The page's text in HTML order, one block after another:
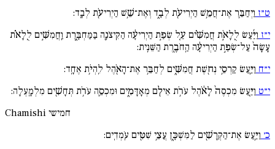
ט״ז וַיְחַבֵּ֛ר אֶת־חֲמֵ֥שׁ הַיְרִיעֹ֖ת לְבָ֑ד וְאֶת־שֵׁ֥שׁ הַיְרִיעֹ֖ת לְבָֽד:
י״ז וַיַּ֜עַשׂ לֻֽלָאֹ֣ת חֲמִשִּׁ֗ים עַ֚ל שְׂפַ֣ת הַיְרִיעָ֔ה הַקִּֽיצֹנָ֖ה בַּמַּחְבָּ֑רֶת וַֽחֲמִשִּׁ֣ים לֻֽלָאֹ֗ת
עָשָׂה֙ עַל־שְׂפַ֣ת הַיְרִיעָ֔ה הַֽחֹבֶ֖רֶת הַשֵּׁנִֽית:
י״ח וַיַּ֛עַשׂ קַרְסֵ֥י נְח֖שֶׁת חֲמִשִּׁ֑ים לְחַבֵּ֥ר אֶת־הָאֹ֖הֶל לִֽהְיֹ֥ת אֶחָֽד:
י״ט וַיַּ֤עַשׂ מִכְסֶה֙ לָאֹ֔הֶל עֹרֹ֥ת אֵילִ֖ם מְאָדָּמִ֑ים וּמִכְסֵ֛ה עֹרֹ֥ת תְּחָשִׁ֖ים מִלְמָֽעְלָה:
Chamishi חמישי
כ׳ וַיַּ֥עַשׂ אֶת־הַקְּרָשִׁ֖ים לַמִּשְׁכָּ֑ן עֲצֵ֥י שִׁטִּ֖ים עֹֽמְדִֽים: